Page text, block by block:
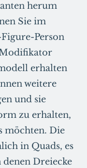
herum
Sie im
Person
erhalten
weitere
und sie
zu erhalten,
möchten. Die
in Quads, es
Dreiecke